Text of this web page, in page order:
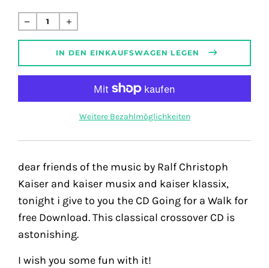
de.products.product.regular_price
Normaler
Preis
IN DEN EINKAUFSWAGEN LEGEN
Weitere Bezahlmöglichkeiten
dear friends of the music by Ralf Christoph
Kaiser and kaiser musix and kaiser klassix,
tonight i give to you the CD Going for a Walk for
free Download. This classical crossover CD is
astonishing.
I wish you some fun with it!